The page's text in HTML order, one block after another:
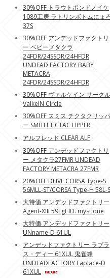
30%OFF トラウトポンドノイケ
1089工房 ラトリンボトムにょ
37S
30%OFF アンデッドファクトリ
ー ベビーメタクラ
24FDR/24SSDR/24HFDR
UNDEAD FACTORY BABY
METACRA
24FDR/24SSDR/24HFDR
30%OFF ヴァルケイン サークル
ValkeIN Circle
30%OFF スミス チクタクリッパ
ー SMITH TICTAC LIPPER
アルフレッド CLEAR ALF
30%OFF アンデッドファクトリ
ー メタクラ27FMR UNDEAD
FACTORY METACRA 27FMR
20%OFF DLIVE CORSA Type-S
56MLL-ST/CORSA Type-H 58L-
大特価 アンデッドファクトリー
Agent-XIII 59Lgt ID. mystique
大特価 アンデッドファクトリー
UNname-D 61UL
アンデッドファクトリー ラプラ
ス・ディー 61XUL 鬼雀蜂
UNDEADFACTORY Laplace-D
61XUL